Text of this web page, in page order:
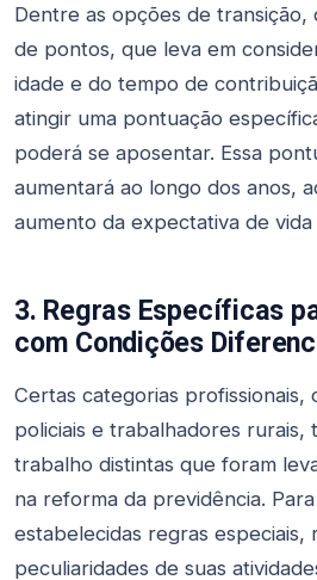
Dentre as opções de transição,
de pontos, que leva em
idade e do tempo de
atingir uma pontuação
poderá se aposentar. Essa
aumentará ao longo dos anos,
aumento da expectativa de
3. Regras Específicas
com Condições
Certas categorias profissionais,
policiais e trabalhadores rurais,
trabalho distintas que foram
na reforma da previdência.
estabelecidas regras especiais,
peculiaridades de suas